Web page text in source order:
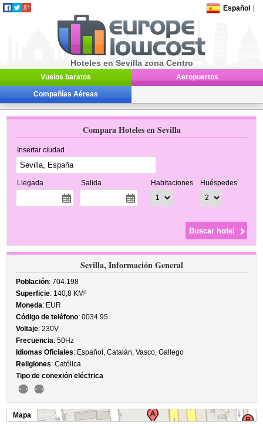
Español
Hoteles en Sevilla zona Centro
Vuelos baratos Aeropuertos
Compañías Aéreas
Compara Hoteles en Sevilla
Insertar ciudad
Llegada Salida Habitaciones Huéspedes
Sevilla, Información General
Población: 704.198
Superficie: 140,8 KM²
Moneda: EUR
Código de teléfono: 0034 95
Voltaje: 230V
Frecuencia: 50Hz
Idiomas Oficiales: Español, Catalán, Vasco, Gallego
Religiones: Católica
Tipo de conexión eléctrica
Mapa